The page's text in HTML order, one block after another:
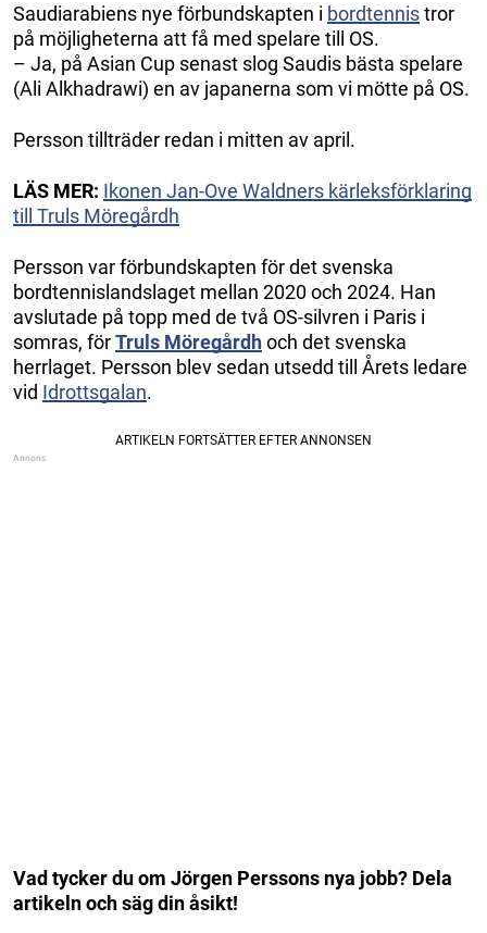
Saudiarabiens nye förbundskapten i bordtennistror
på möjligheterna att få med spelare till OS.
– Ja, på Asian Cup senast slog Saudis bästa spelare
(Ali Alkhadrawi) en av japanerna som vi mötte på OS.
Persson tillträder redan i mitten av april.
LÄS MER: Ikonen Jan-Ove Waldners kärleksförklaring
till Truls Möregårdh
Persson var förbundskapten för det svenska
bordtennislandslaget mellan 2020 och 2024. Han
avslutade på topp med de två OS-silvren i Paris i
somras, förTruls Möregårdhoch det svenska
herrlaget. Persson blev sedan utsedd till Årets ledare
vid Idrottsgalan.
Vad tycker du om Jörgen Perssons nya jobb? Dela
artikeln och säg din åsikt!